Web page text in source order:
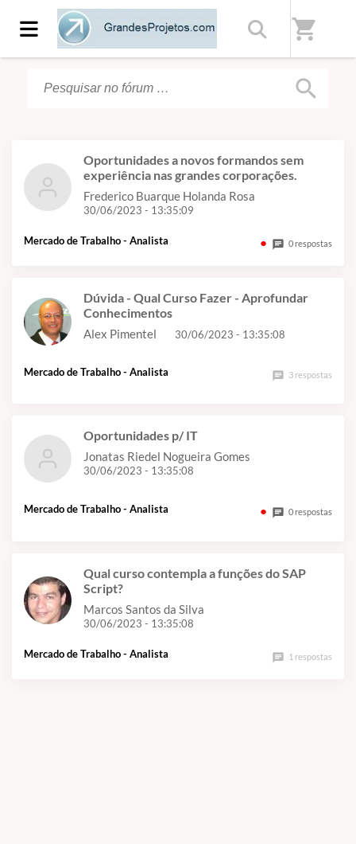
shopping_cart
search
Oportunidades a novos formandos sem
experiência nas grandes corporações.
Frederico Buarque Holanda Rosa
30/06/2023 - 13:35:09
Mercado de Trabalho - Analista chat 0 respostas
Dúvida - Qual Curso Fazer - Aprofundar
Conhecimentos
Alex Pimentel 30/06/2023 - 13:35:08
Mercado de Trabalho - Analista chat 3 respostas
Oportunidades p/ IT
Jonatas Riedel Nogueira Gomes
30/06/2023 - 13:35:08
Mercado de Trabalho - Analista chat 0 respostas
Qual curso contempla a funções do SAP
Script?
Marcos Santos da Silva
30/06/2023 - 13:35:08
Mercado de Trabalho - Analista chat 1 respostas